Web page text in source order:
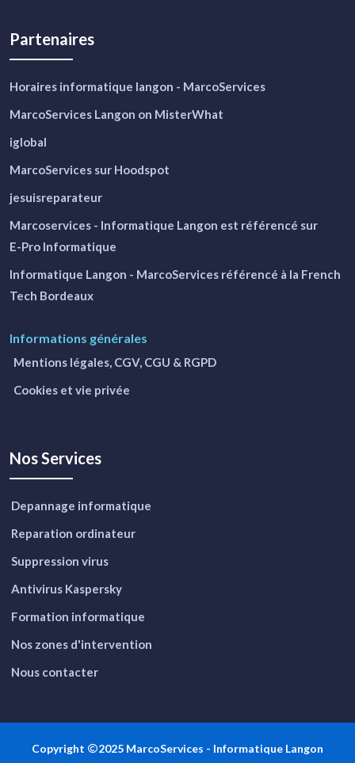
Partenaires
Horaires informatique langon - MarcoServices
MarcoServices Langon on MisterWhat
iglobal
MarcoServices sur Hoodspot
jesuisreparateur
Marcoservices - Informatique Langon est référencé sur
E-Pro Informatique
Informatique Langon - MarcoServices référencé à la French
Tech Bordeaux
Informations générales
Mentions légales, CGV, CGU & RGPD
Cookies et vie privée
Nos Services
Depannage informatique
Reparation ordinateur
Suppression virus
Antivirus Kaspersky
Formation informatique
Nos zones d'intervention
Nous contacter
Copyright 2025 MarcoServices - Informatique Langon